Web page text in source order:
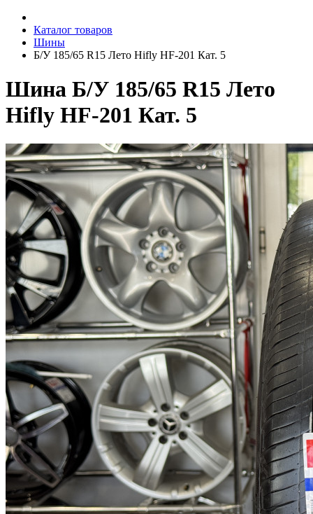
Каталог товаров
Шины
Б/У 185/65 R15 Лето Hifly HF-201 Кат. 5
Шина Б/У 185/65 R15 Лето
Hifly HF-201 Кат. 5